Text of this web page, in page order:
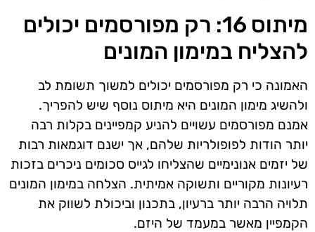
מיתוס 16: רק מפורסמים יכולים
להצליח במימון המונים
האמונה כי רק מפורסמים יכולים למשוך תשומת לב
ולהשיג מימון המונים היא מיתוס נוסף שיש להפריך.
אמנם מפורסמים עשויים להניע קמפיינים בקלות רבה
יותר הודות לפופולריות שלהם, אך ישנם דוגמאות רבות
של יזמים אנונימיים שהצליחו לגייס סכומים ניכרים בזכות
רעיונות מקוריים ותשוקה אמיתית. הצלחה במימון המונים
תלויה הרבה יותר ברעיון, בתכנון וביכולת לשווק את
הקמפיין מאשר במעמד של היזם.